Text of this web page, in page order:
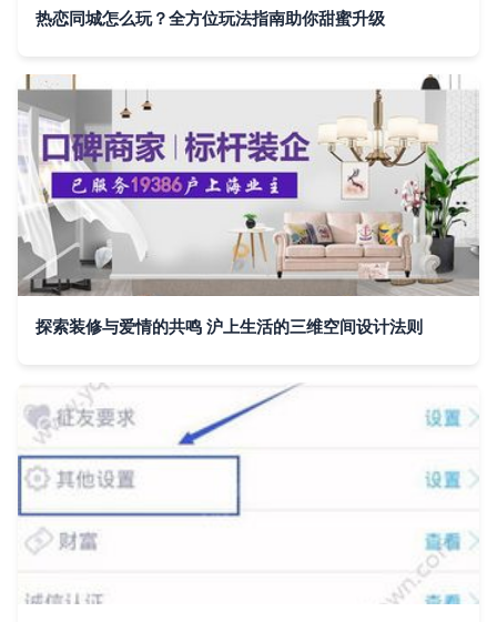
热恋同城怎么玩？全方位玩法指南助你甜蜜升级
探索装修与爱情的共鸣 沪上生活的三维空间设计法则